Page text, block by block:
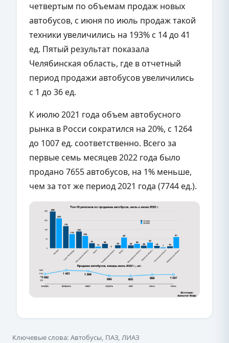
четвертым по объемам продаж новых
автобусов, с июня по июль продаж такой
техники увеличились на 193% с 14 до 41
ед. Пятый результат показала
Челябинская область, где в отчетный
период продажи автобусов увеличились
с 1 до 36 ед.
К июлю 2021 года объем автобусного
рынка в Росси сократился на 20%, с 1264
до 1007 ед. соответственно. Всего за
первые семь месяцев 2022 года было
продано 7655 автобусов, на 1% меньше,
чем за тот же период 2021 года (7744 ед.).
Ключевые слова: Автобусы, ПАЗ, ЛИАЗ